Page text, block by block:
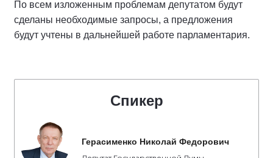
По всем изложенным проблемам депутатом будут
сделаны необходимые запросы, а предложения
будут учтены в дальнейшей работе парламентария.
Спикер
Герасименко Николай Федорович